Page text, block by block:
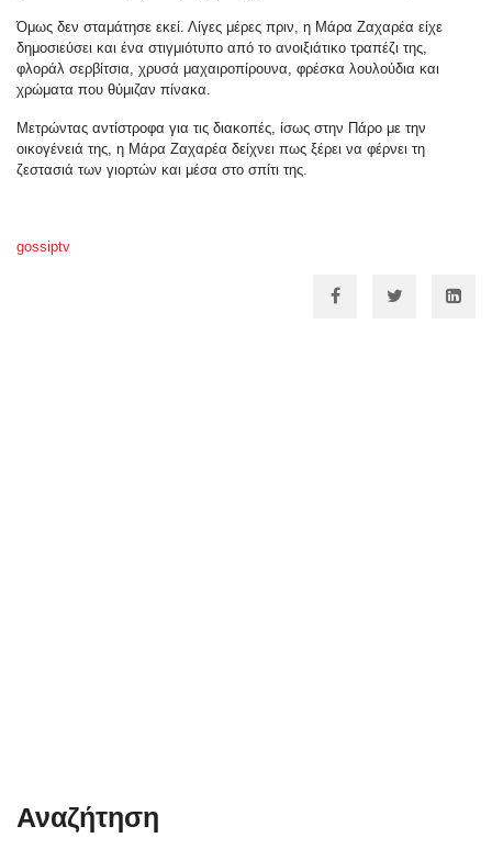
Όμως δεν σταμάτησε εκεί. Λίγες μέρες πριν, η Μάρα Ζαχαρέα είχε
δημοσιεύσει και ένα στιγμιότυπο από το ανοιξιάτικο τραπέζι της,
φλοράλ σερβίτσια, χρυσά μαχαιροπίρουνα, φρέσκα λουλούδια και
χρώματα που θύμιζαν πίνακα.
Μετρώντας αντίστροφα για τις διακοπές, ίσως στην Πάρο με την
οικογένειά της, η Μάρα Ζαχαρέα δείχνει πως ξέρει να φέρνει τη
ζεστασιά των γιορτών και μέσα στο σπίτι της.
gossiptv
Αναζήτηση